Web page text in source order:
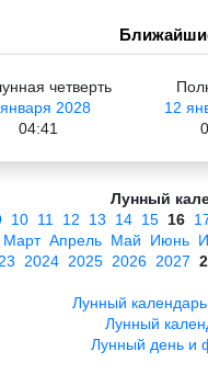
четверть
2028
04:41
12
Лунный
10 11 12 13 14 15 16
Март Апрель Май Июнь
2024 2025 2026 2027
Лунный
Лунный
Лунный день и